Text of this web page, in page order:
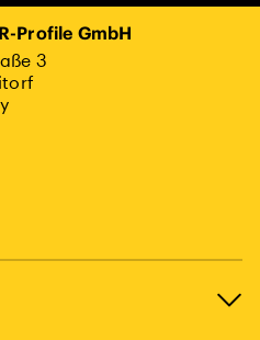
Profile GmbH
3